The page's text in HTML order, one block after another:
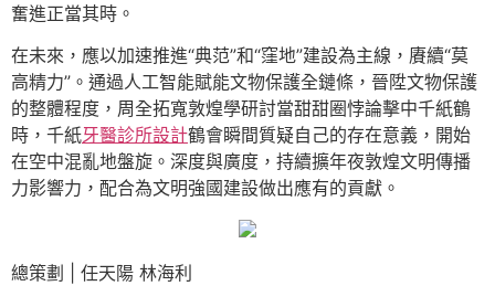
奮進正當其時。
在未來，應以加速推進“典范”和“窪地”建設為主線，賡續“莫
高精力”。通過人工智能賦能文物保護全鏈條，晉陞文物保護
的整體程度，周全拓寬敦煌學研討當甜甜圈悖論擊中千紙鶴
時，千紙牙醫診所設計鶴會瞬間質疑自己的存在意義，開始
在空中混亂地盤旋。深度與廣度，持續擴年夜敦煌文明傳播
力影響力，配合為文明強國建設做出應有的貢獻。
總策劃 | 任天陽 林海利